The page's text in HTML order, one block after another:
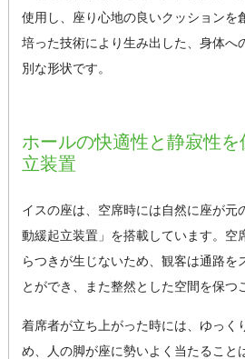
使用し、座り心地の良いクッションを
培った技術により生み出した、身体へ
別な形状です。
ホールの快適性と静寂性
立装置
イスの座は、空席時には自然に座が元
動緩起立装置」を搭載しています。空
らつきが生じないため、観客は通路を
とができ、また整然とした空間を保つ
着席者が立ち上がった時には、ゆっく
め、人の脚が座に勢いよく当たること